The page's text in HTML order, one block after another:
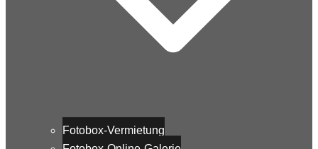
Fotobox-Vermietung